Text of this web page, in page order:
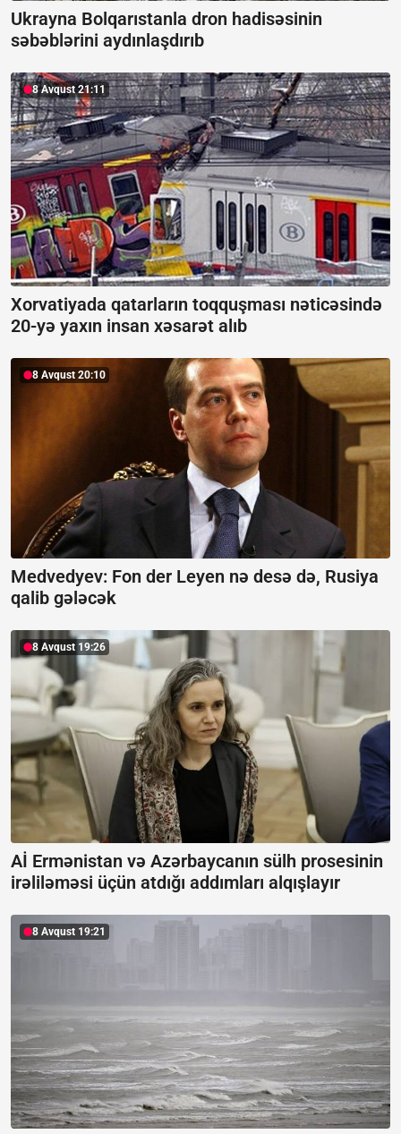
Ukrayna Bolqarıstanla dron hadisəsinin
səbəblərini aydınlaşdırıb
8 Avqust 21:11
Xorvatiyada qatarların toqquşması nəticəsində
20-yə yaxın insan xəsarət alıb
8 Avqust 20:10
Medvedyev: Fon der Leyen nə desə də, Rusiya
qalib gələcək
8 Avqust 19:26
Aİ Ermənistan və Azərbaycanın sülh prosesinin
irəliləməsi üçün atdığı addımları alqışlayır
8 Avqust 19:21